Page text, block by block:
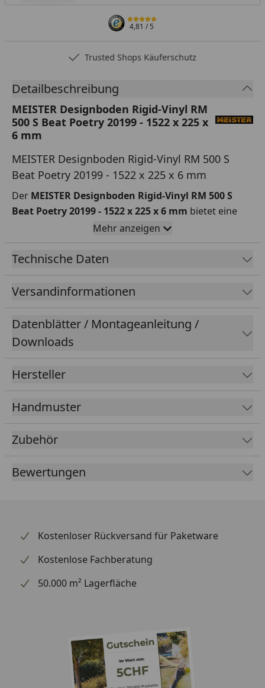
4,81/ 5
Trusted Shops Käuferschutz
Detailbeschreibung
MEISTER Designboden Rigid-Vinyl RM
500 S Beat Poetry 20199 - 1522 x 225 x
6 mm
MEISTER Designboden Rigid-Vinyl RM 500 S
Beat Poetry 20199 - 1522 x 225 x 6 mm
Der MEISTER Designboden Rigid-Vinyl RM 500 S
Beat Poetry 20199 - 1522 x 225 x 6 mm bietet eine
harmonische Verbindung aus Design und
Funktionalität, die in jedem Raum für mehr Komfort
sorgt. Dank der detailreichen Porensynchron-
Struktur beeindruckt der Vinylboden mit einer
ansprechenden Holzoptik, während die
Raumwirkungschaffen.
Seinewasserfeste Rigid-Vinyl-Trägerplatte
optimal fürWohn- und Feuchträume
strapazierfähige Vinyloberfläche mit einer
verfügt der Boden über einen
Schaum, zur Reduzierung des Trittschalls.
Multiclic-Klickprofil
Verlegung zum Kinderspiel. Wahlweise erfolgt die
Winkel/Schlag-System, was maximale Flexibilität und
eingeschränkt für elektrische
Fußbodenheizungengeeignet, sofern diese im
Estrich oder in der Betonschicht vollflächig eingebaut
Mehr anzeigen
Technische Daten
Versandinformationen
Datenblätter / Montageanleitung /
Downloads
Hersteller
Handmuster
Zubehör
Bewertungen
Kostenloser Rückversand für Paketware
Kostenlose Fachberatung
50.000 m² Lagerfläche